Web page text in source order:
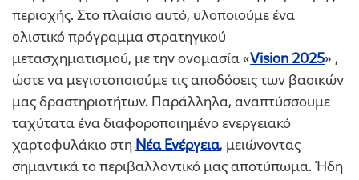
περιοχής. Στο πλαίσιο αυτό, υλοποιούμε ένα
ολιστικό πρόγραμμα στρατηγικού
μετασχηματισμού, με την ονομασία «Vision 2025» ,
ώστε να μεγιστοποιούμε τις αποδόσεις των βασικών
μας δραστηριοτήτων. Παράλληλα, αναπτύσσουμε
ταχύτατα ένα διαφοροποιημένο ενεργειακό
χαρτοφυλάκιο στη Νέα Ενέργεια, μειώνοντας
σημαντικά το περιβαλλοντικό μας αποτύπωμα. Ήδη